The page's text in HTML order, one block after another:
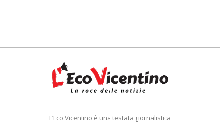
L’Eco Vicentino è una testata giornalistica